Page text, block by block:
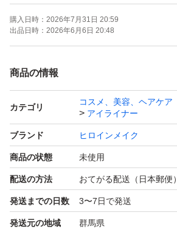
合計2000円
ご覧いただきありがとうございます。
購入日時： 2026年7月31日 20:59
出品日時： 2026年6月6日 20:48
商品の情報
カテゴリ
コスメ、美容、ヘアケア
アイライナー
ブランド ヒロインメイク
商品の状態 未使用
配送の方法 おてがる配送（日本郵便）
発送までの日数 3〜7日で発送
発送元の地域 群馬県